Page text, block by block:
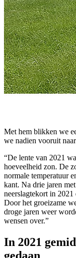
Met hem blikken we
we nadien vooruit
“De lente van 2021
hoeveelheid zon. De
normale temperatuur
kant. Na drie jaren
neerslagtekort in 2021
Door het groeizame
droge jaren weer
wensen over.”
In 2021
gedaan